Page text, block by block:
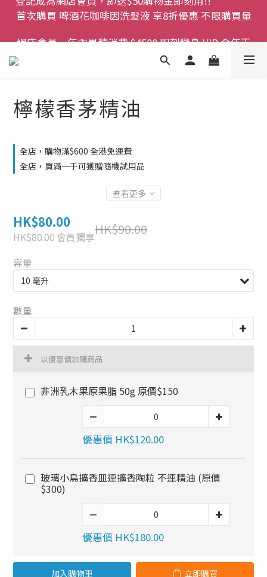
登記成為網店會員，即送$50購物金即刻用!!
網店會員一年內累積消費 $4500 即刻變身 VIP 全年正
今期優惠!! 濕疹救星 濕疹專用噴霧 買一枝送一件 50克
登記成為網店會員，即送$50購物金即刻用!!
首次購買 啤酒花咖啡因洗髮液 享8折優惠 不限購買量
檸檬香茅精油
全店，購物滿$600 全港免運費
全店，買滿一千可獲贈隨機試用品
查看更多
HK$90.00
HK$80.00
HK$80.00 會員獨享
容量
數量
以優惠價加購商品
非洲乳木果原果脂 50g 原價$150
優惠價 HK$120.00
玻璃小鳥擴香皿連擴香陶粒 不連精油 (原價
$300)
優惠價 HK$180.00
加入購物車 立即購買